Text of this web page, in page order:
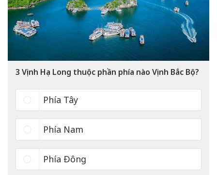
3 Vịnh Hạ Long thuộc phần phía nào Vịnh Bắc Bộ?
Phía Tây
Phía Nam
Phía Đông